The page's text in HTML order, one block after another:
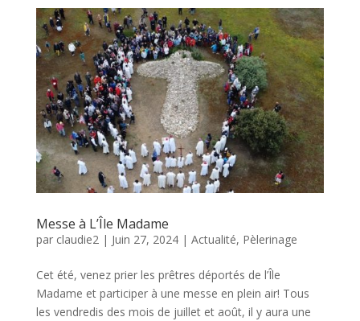
Messe à L’Île Madame
par claudie2| Juin 27, 2024| Actualité, Pèlerinage
Cet été, venez prier les prêtres déportés de l’Île
Madame et participer à une messe en plein air! Tous
les vendredis des mois de juillet et août, il y aura une